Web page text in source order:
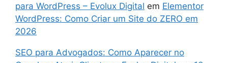
para WordPress – Evolux Digital em Elementor
WordPress: Como Criar um Site do ZERO em
2026
SEO para Advogados: Como Aparecer no